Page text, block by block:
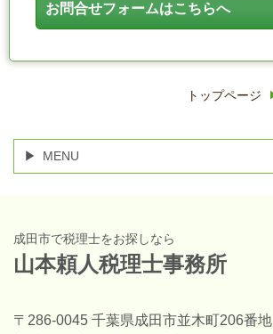
お問合せフォームはこちらへ
トップページ
MENU
成田市で税理士をお探しなら
山本頼人税理士事務所
〒286-0045 千葉県成田市並木町206番地